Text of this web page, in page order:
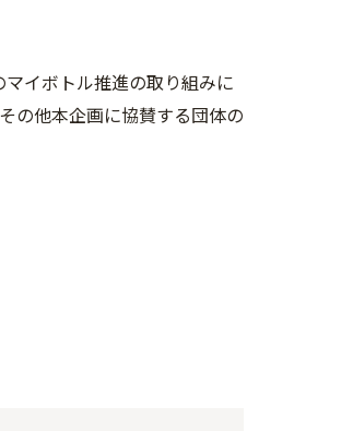
イボトル推進の取り組みに
の他本企画に協賛する団体の